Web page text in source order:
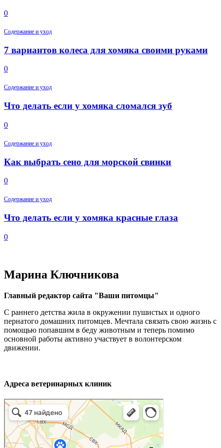
0
Содержание и уход
7 вариантов колеса для хомяка своими руками
0
Содержание и уход
Что делать если у хомяка сломался зуб
0
Содержание и уход
Как выбрать сено для морской свинки
0
Содержание и уход
Что делать если у хомяка красные глаза
0
Марина Ключникова
Главный редактор сайта "Ваши питомцы"
С раннего детства жила в окружении пушистых и одного
пернатого домашних питомцев. Мечтала связать свою жизнь с
помощью попавшим в беду животным и теперь помимо
основной работы активно участвует в волонтерском
движении.
Адреса ветеринарных клиник